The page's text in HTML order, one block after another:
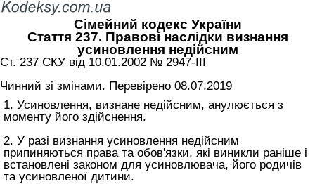
Сімейний кодекс України
Стаття 237. Правові наслідки визнання
усиновлення недійсним
Ст. 237 СКУ від 10.01.2002 № 2947-III
Чинний зі змінами. Перевірено 08.07.2019
1. Усиновлення, визнане недійсним, анулюється з
моменту його здійснення.
2. У разі визнання усиновлення недійсним
припиняються права та обов'язки, які виникли раніше і
встановлені законом для усиновлювача, його родичів
та усиновленої дитини.